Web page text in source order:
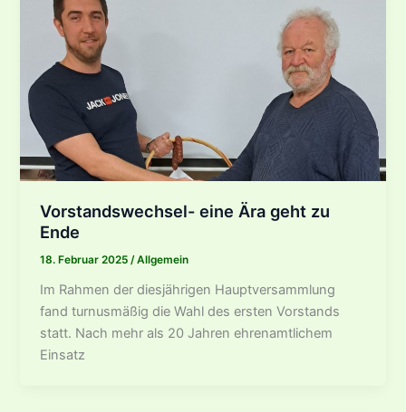
Vorstandswechsel- eine Ära geht zu
Ende
18. Februar 2025/Allgemein
Im Rahmen der diesjährigen Hauptversammlung
fand turnusmäßig die Wahl des ersten Vorstands
statt. Nach mehr als 20 Jahren ehrenamtlichem
Einsatz